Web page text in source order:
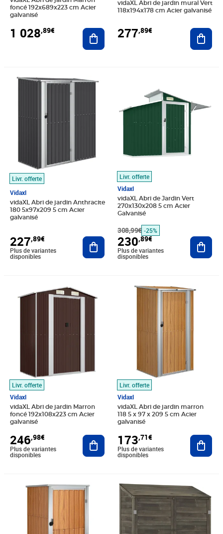
foncé 192x689x223 cm Acier
galvanisé
1 028,89€ Ajouter au panier
vidaXL Abri de jardin mural Vert
118x194x178 cm Acier galvanisé
277,89€
Livr. offerte
Vidaxl
vidaXL Abri de jardin Anthracite
180 5x97x209 5 cm Acier
galvanisé
227,89€
Prix 227,89€
Plus de variantes
disponibles
Ajouter au panier
Livr. offerte
Vidaxl
vidaXL Abri de Jardin Vert
270x130x208 5 cm Acier
Galvanisé
308,99€ -25%
230,89€
Plus de variantes
disponibles
Livr. offerte
Vidaxl
vidaXL Abri de jardin Marron
foncé 192x108x223 cm Acier
galvanisé
246,98€
Prix 246,98€
Plus de variantes
disponibles
Ajouter au panier
Livr. offerte
Vidaxl
vidaXL Abri de jardin marron
118 5 x 97 x 209 5 cm Acier
galvanisé
173,71€
Prix 173,71€
Plus de variantes
disponibles
Prix 145,10€ Prix barré 181,99€
Prix 138,76€